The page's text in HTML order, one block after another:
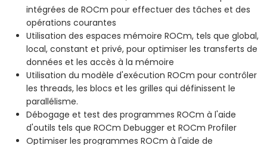
intégrées de ROCm pour effectuer des tâches et des
opérations courantes
Utilisation des espaces mémoire ROCm, tels que global,
local, constant et privé, pour optimiser les transferts de
données et les accès à la mémoire
Utilisation du modèle d'exécution ROCm pour contrôler
les threads, les blocs et les grilles qui définissent le
parallélisme.
Débogage et test des programmes ROCm à l'aide
d'outils tels que ROCm Debugger et ROCm Profiler
Optimiser les programmes ROCm à l'aide de